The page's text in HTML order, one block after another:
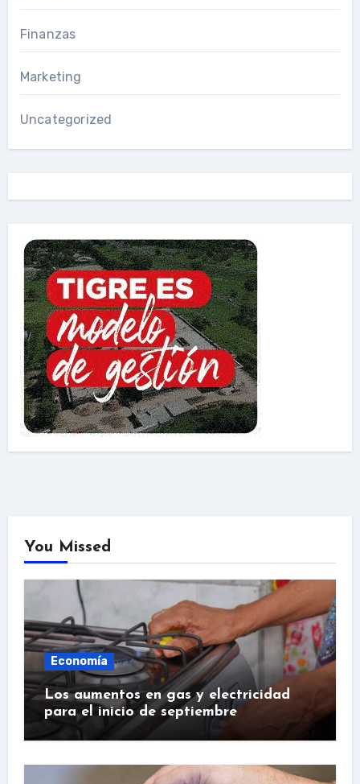
Finanzas
Marketing
Uncategorized
You Missed
Economía
Los aumentos en gas y electricidad
para el inicio de septiembre